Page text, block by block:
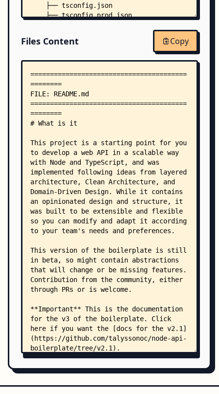
    ├── tsconfig.json
    ├── tsconfig.prod.json
    ├── .eslintrc.json
    ├── dbin/
    │   ├── chimg
    │   ├── dispose
    │   ├── local-env
    │   ├── mkalias
    │   ├── mvroot
    │   ├── npm
    │   ├── run
    │   ├── shell
    │   └── yarn
    ├── docker/
    │   └── Dockerfile.dev
    └── src/
        ├── config.ts
        ├── container.ts
        ├── context.ts
        ├── index.ts
        │   ├── setup.ts
        │   └── TestControls.ts
        ├── _boot/
        │   ├── appModules.ts
        │   ├── database.ts
        │   ├── pubSub.ts
        │   ├── repl.ts
        │   ├── server.ts
        │   └── swagger.ts
        ├── _lib/
        │   ├── Application.ts
        │   ├── Context.ts
        │   ├── DDD.d.ts
Files Content Copy